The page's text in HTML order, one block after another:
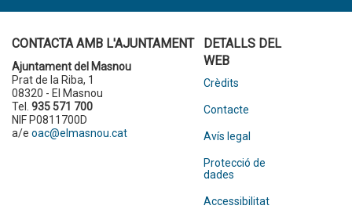
CONTACTA AMB L'AJUNTAMENT
Ajuntament del Masnou
Prat de la Riba, 1
08320 - El Masnou
Tel. 935 571 700
NIF P0811700D
a/e oac@elmasnou.cat
DETALLS DEL
WEB
Crèdits
Contacte
Avís legal
Protecció de
dades
Accessibilitat